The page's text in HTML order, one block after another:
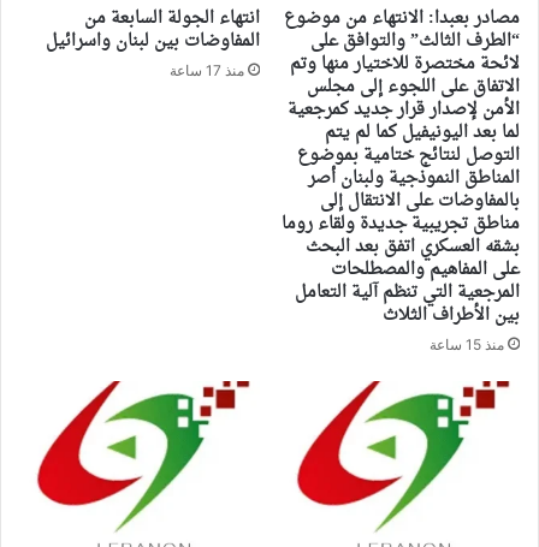
مصادر بعبدا: الانتهاء من موضوع
“الطرف الثالث” والتوافق على
لائحة مختصرة للاختيار منها وتم
الاتفاق على اللجوء إلى مجلس
الأمن لإصدار قرار جديد كمرجعية
لما بعد اليونيفيل كما لم يتم
التوصل لنتائج ختامية بموضوع
المناطق النموذجية ولبنان أصر
بالمفاوضات على الانتقال إلى
مناطق تجريبية جديدة ولقاء روما
بشقه العسكري اتفق بعد البحث
على المفاهيم والمصطلحات
المرجعية التي تنظم آلية التعامل
بين الأطراف الثلاث
منذ 15 ساعة
انتهاء الجولة السابعة من
المفاوضات بين لبنان واسرائيل
منذ 17 ساعة